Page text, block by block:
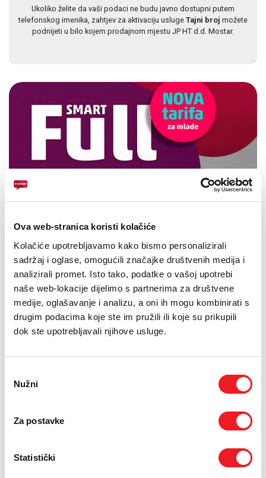
Ova web-stranica koristi kolačiće
Kolačiće upotrebljavamo kako bismo personalizirali
sadržaj i oglase, omogućili značajke društvenih medija i
analizirali promet. Isto tako, podatke o vašoj upotrebi
naše web-lokacije dijelimo s partnerima za društvene
medije, oglašavanje i analizu, a oni ih mogu kombinirati s
drugim podacima koje ste im pružili ili koje su prikupili
dok ste upotrebljavali njihove usluge.
pristanka
Nužni
Za postavke
Statistički
Ukoliko želite da vaši podaci ne budu javno dostupni putem
telefonskog imenika, zahtjev za aktivaciju usluge Tajni broj možete
podnijeti u bilo kojem prodajnom mjestu JP HT d.d. Mostar.